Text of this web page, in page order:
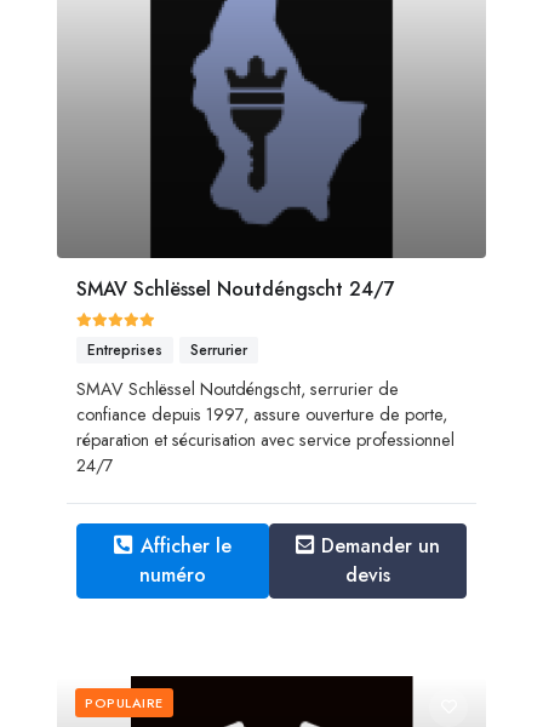
SMAV Schlëssel Noutdéngscht 24/7
Entreprises Serrurier
SMAV Schlëssel Noutdéngscht, serrurier de
confiance depuis 1997, assure ouverture de porte,
réparation et sécurisation avec service professionnel
24/7
Afficher le
numéro
Demander un
devis
POPULAIRE